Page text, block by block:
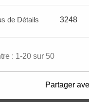
de Détails 3248
: 1-20 sur 50
Partager